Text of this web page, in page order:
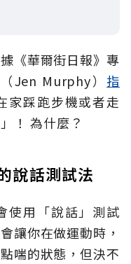
《華爾街日報》專
Jen Murphy） 指
家踩跑步機或者走
！ 為什麼？
說話測試法
使用「說話」測試
讓你在做運動時，
喘的狀態，但決不